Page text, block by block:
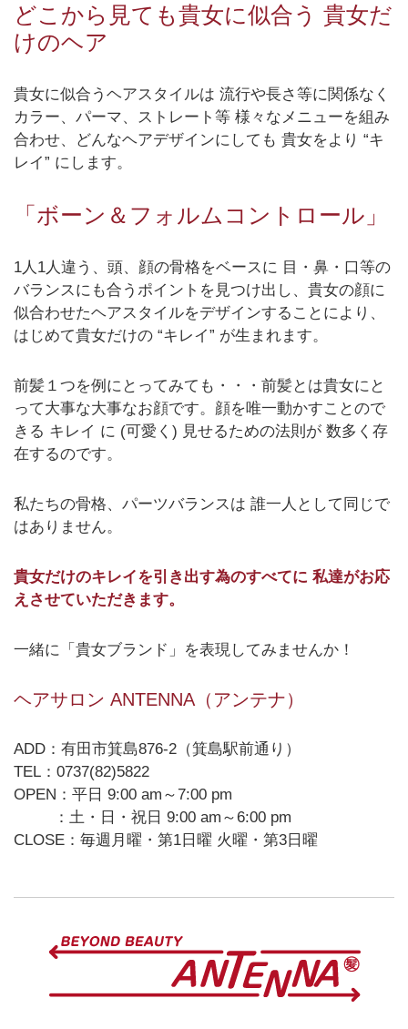
どこから見ても貴女に似合う 貴女だ
けのヘア
貴女に似合うヘアスタイルは 流行や長さ等に関係なく
カラー、パーマ、ストレート等 様々なメニューを組み
合わせ、どんなヘアデザインにしても 貴女をより “キ
レイ” にします。
「ボーン＆フォルムコントロール」
1人1人違う、頭、顔の骨格をベースに 目・鼻・口等の
バランスにも合うポイントを見つけ出し、貴女の顔に
似合わせたヘアスタイルをデザインすることにより、
はじめて貴女だけの “キレイ” が生まれます。
前髪１つを例にとってみても・・・前髪とは貴女にと
って大事な大事なお顔です。顔を唯一動かすことので
きる キレイ に (可愛く) 見せるための法則が 数多く存
在するのです。
私たちの骨格、パーツバランスは 誰一人として同じで
はありません。
貴女だけのキレイを引き出す為のすべてに 私達がお応
えさせていただきます。
一緒に「貴女ブランド」を表現してみませんか！
ヘアサロン ANTENNA（アンテナ）
ADD：有田市箕島876-2（箕島駅前通り）
TEL：0737(82)5822
OPEN：平日 9:00 am～7:00 pm
：土・日・祝日 9:00 am～6:00 pm
CLOSE：毎週月曜・第1日曜 火曜・第3日曜